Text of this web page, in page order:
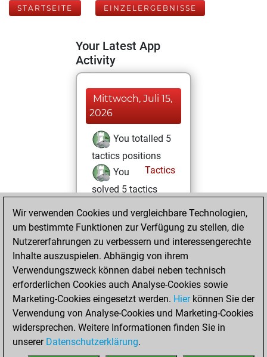
STARTSEITE EINZELERGEBNISSE
Your Latest App
Activity
Mittwoch, Juli 15,
2026
You totalled 5
tactics positions
Tactics
You
solved 5 tactics
You achieved
an Elo of 1633 in
tactics positions
Donnerstag, Mai
14, 2026
You played 2
bullet games
Play
You scored +1
Wir verwenden Cookies und vergleichbare Technologien,
um bestimmte Funktionen zur Verfügung zu stellen, die
Nutzererfahrungen zu verbessern und interessengerechte
Inhalte auszuspielen. Abhängig von ihrem
Verwendungszweck können dabei neben technisch
erforderlichen Cookies auch Analyse-Cookies sowie
Marketing-Cookies eingesetzt werden. Hierkönnen Sie der
Verwendung von Analyse-Cookies und Marketing-Cookies
widersprechen. Weitere Informationen finden Sie in
unserer Datenschutzerklärung.